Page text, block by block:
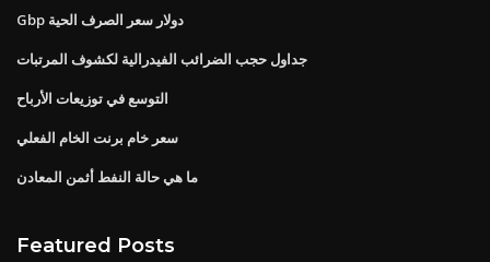
Gbp دولار سعر الصرف الحية
جداول حجب الضرائب الفيدرالية لكشوف المرتبات
التوسع في توزيعات الأرباح
سعر خام برنت الخام الفعلي
ما هي حالة النفط أثمن المعادن
Featured Posts